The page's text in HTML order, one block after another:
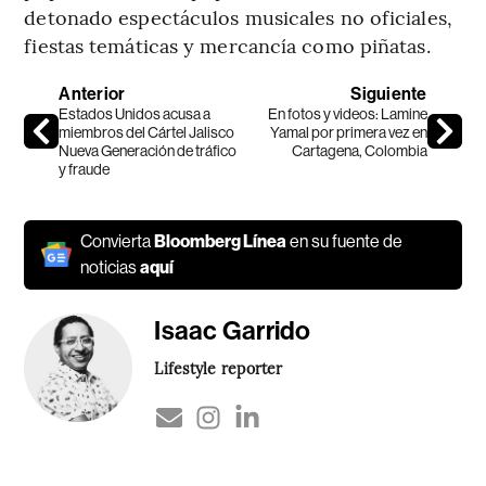
detonado espectáculos musicales no oficiales,
fiestas temáticas y mercancía como piñatas.
Anterior
Estados Unidos acusa a
miembros del Cártel Jalisco
Nueva Generación de tráfico
y fraude
Siguiente
En fotos y videos: Lamine
Yamal por primera vez en
Cartagena, Colombia
ConviertaBloomberg Línea en su fuente de
noticiasaquí
Isaac Garrido
Lifestyle reporter